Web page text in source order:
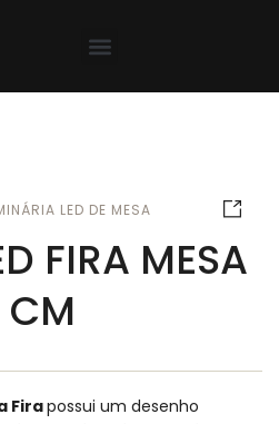
LED DE MESA
FIRA MESA
CM
Firapossui um desenho